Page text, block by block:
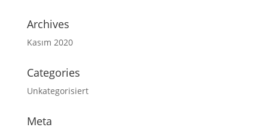
Archives
Kasım 2020
Categories
Unkategorisiert
Meta